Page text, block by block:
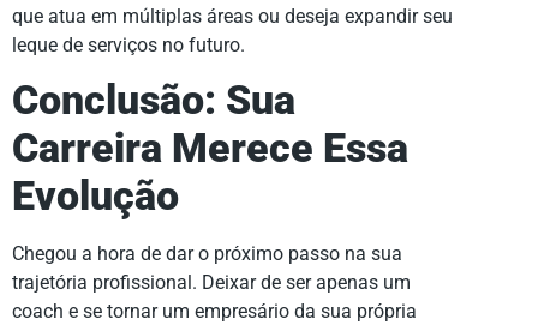
que atua em múltiplas áreas ou deseja expandir seu
leque de serviços no futuro.
Conclusão: Sua
Carreira Merece Essa
Evolução
Chegou a hora de dar o próximo passo na sua
trajetória profissional. Deixar de ser apenas um
coach e se tornar um empresário da sua própria